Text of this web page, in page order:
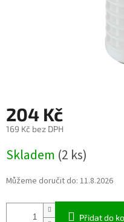
204 Kč
169 Kč bez DPH
cena:
Skladem (2 ks)
Můžeme doručit do: 11.8.2026
Přidat do